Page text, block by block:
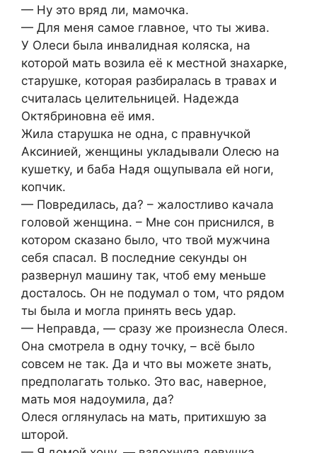
— Ну это вряд ли, мамочка.
— Для меня самое главное, что ты жива.
У Олеси была инвалидная коляска, на
которой мать возила её к местной знахарке,
старушке, которая разбиралась в травах и
считалась целительницей. Надежда
Октябриновна её имя.
Жила старушка не одна, с правнучкой
Аксинией, женщины укладывали Олесю на
кушетку, и баба Надя ощупывала ей ноги,
копчик.
— Повредилась, да? – жалостливо качала
головой женщина. – Мне сон приснился, в
котором сказано было, что твой мужчина
себя спасал. В последние секунды он
развернул машину так, чтоб ему меньше
досталось. Он не подумал о том, что рядом
ты была и могла принять весь удар.
— Неправда, — сразу же произнесла Олеся.
Она смотрела в одну точку, – всё было
совсем не так. Да и что вы можете знать,
предполагать только. Это вас, наверное,
мать моя надоумила, да?
Олеся оглянулась на мать, притихшую за
шторой.